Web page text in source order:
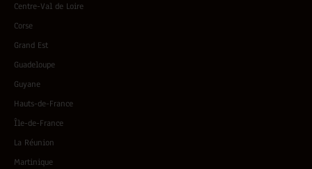
Centre-Val de Loire
Corse
Grand Est
Guadeloupe
Guyane
Hauts-de-France
Île-de-France
La Réunion
Martinique